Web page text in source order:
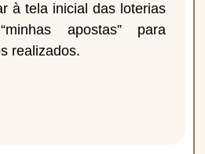
à tela inicial das loterias
apostas” para
realizados.